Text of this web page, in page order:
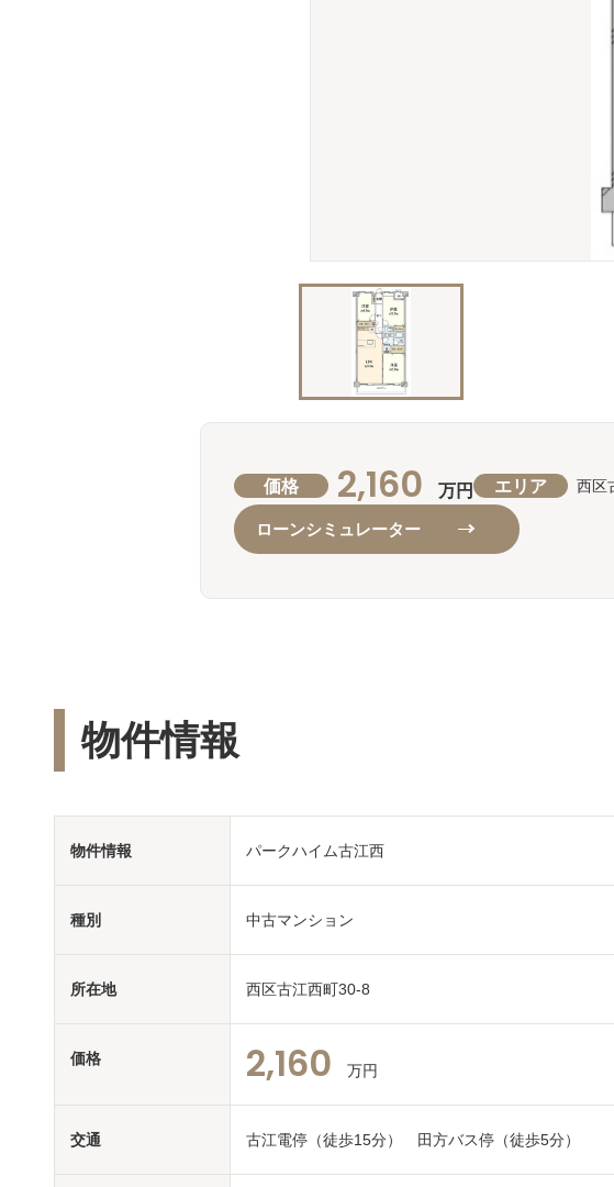
価格 2,160 万円 エリア 西区
ローンシミュレーター
物件情報
物件情報 パークハイム古江西
種別 中古マンション
所在地 西区古江西町30-8
価格 2,160 万円
交通 古江電停（徒歩15分） 田方バス停（徒歩5分）